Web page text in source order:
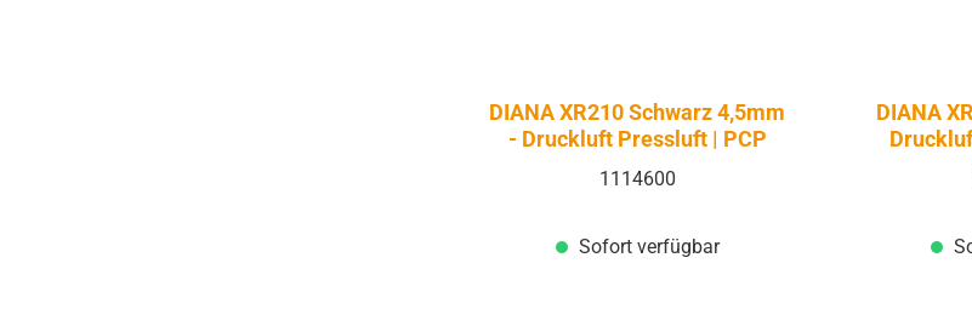
DIANA XR210 Schwarz 4,5mm
- Druckluft Pressluft | PCP
1114600
Sofort verfügbar
DIANA